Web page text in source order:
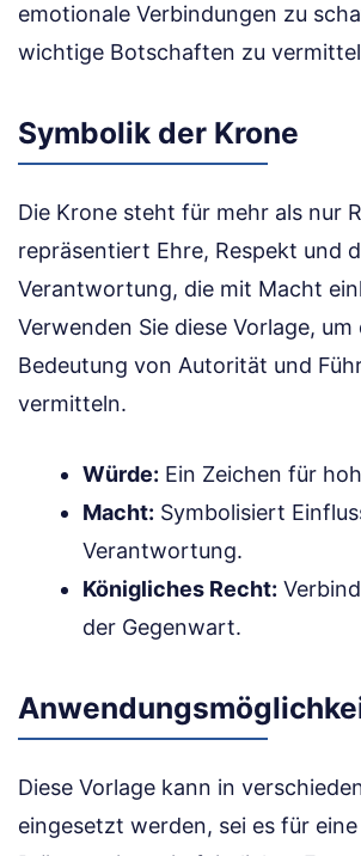
emotionale Verbindungen zu
wichtige Botschaften zu
Symbolik der Krone
Die Krone steht für mehr als nur
repräsentiert Ehre, Respekt und
Verantwortung, die mit Macht
Verwenden Sie diese Vorlage,
Bedeutung von Autorität und
vermitteln.
Würde: Ein Zeichen für
Macht: Symbolisiert
Verantwortung.
Königliches Recht:
der Gegenwart.
Diese Vorlage kann in
eingesetzt werden, sei es für